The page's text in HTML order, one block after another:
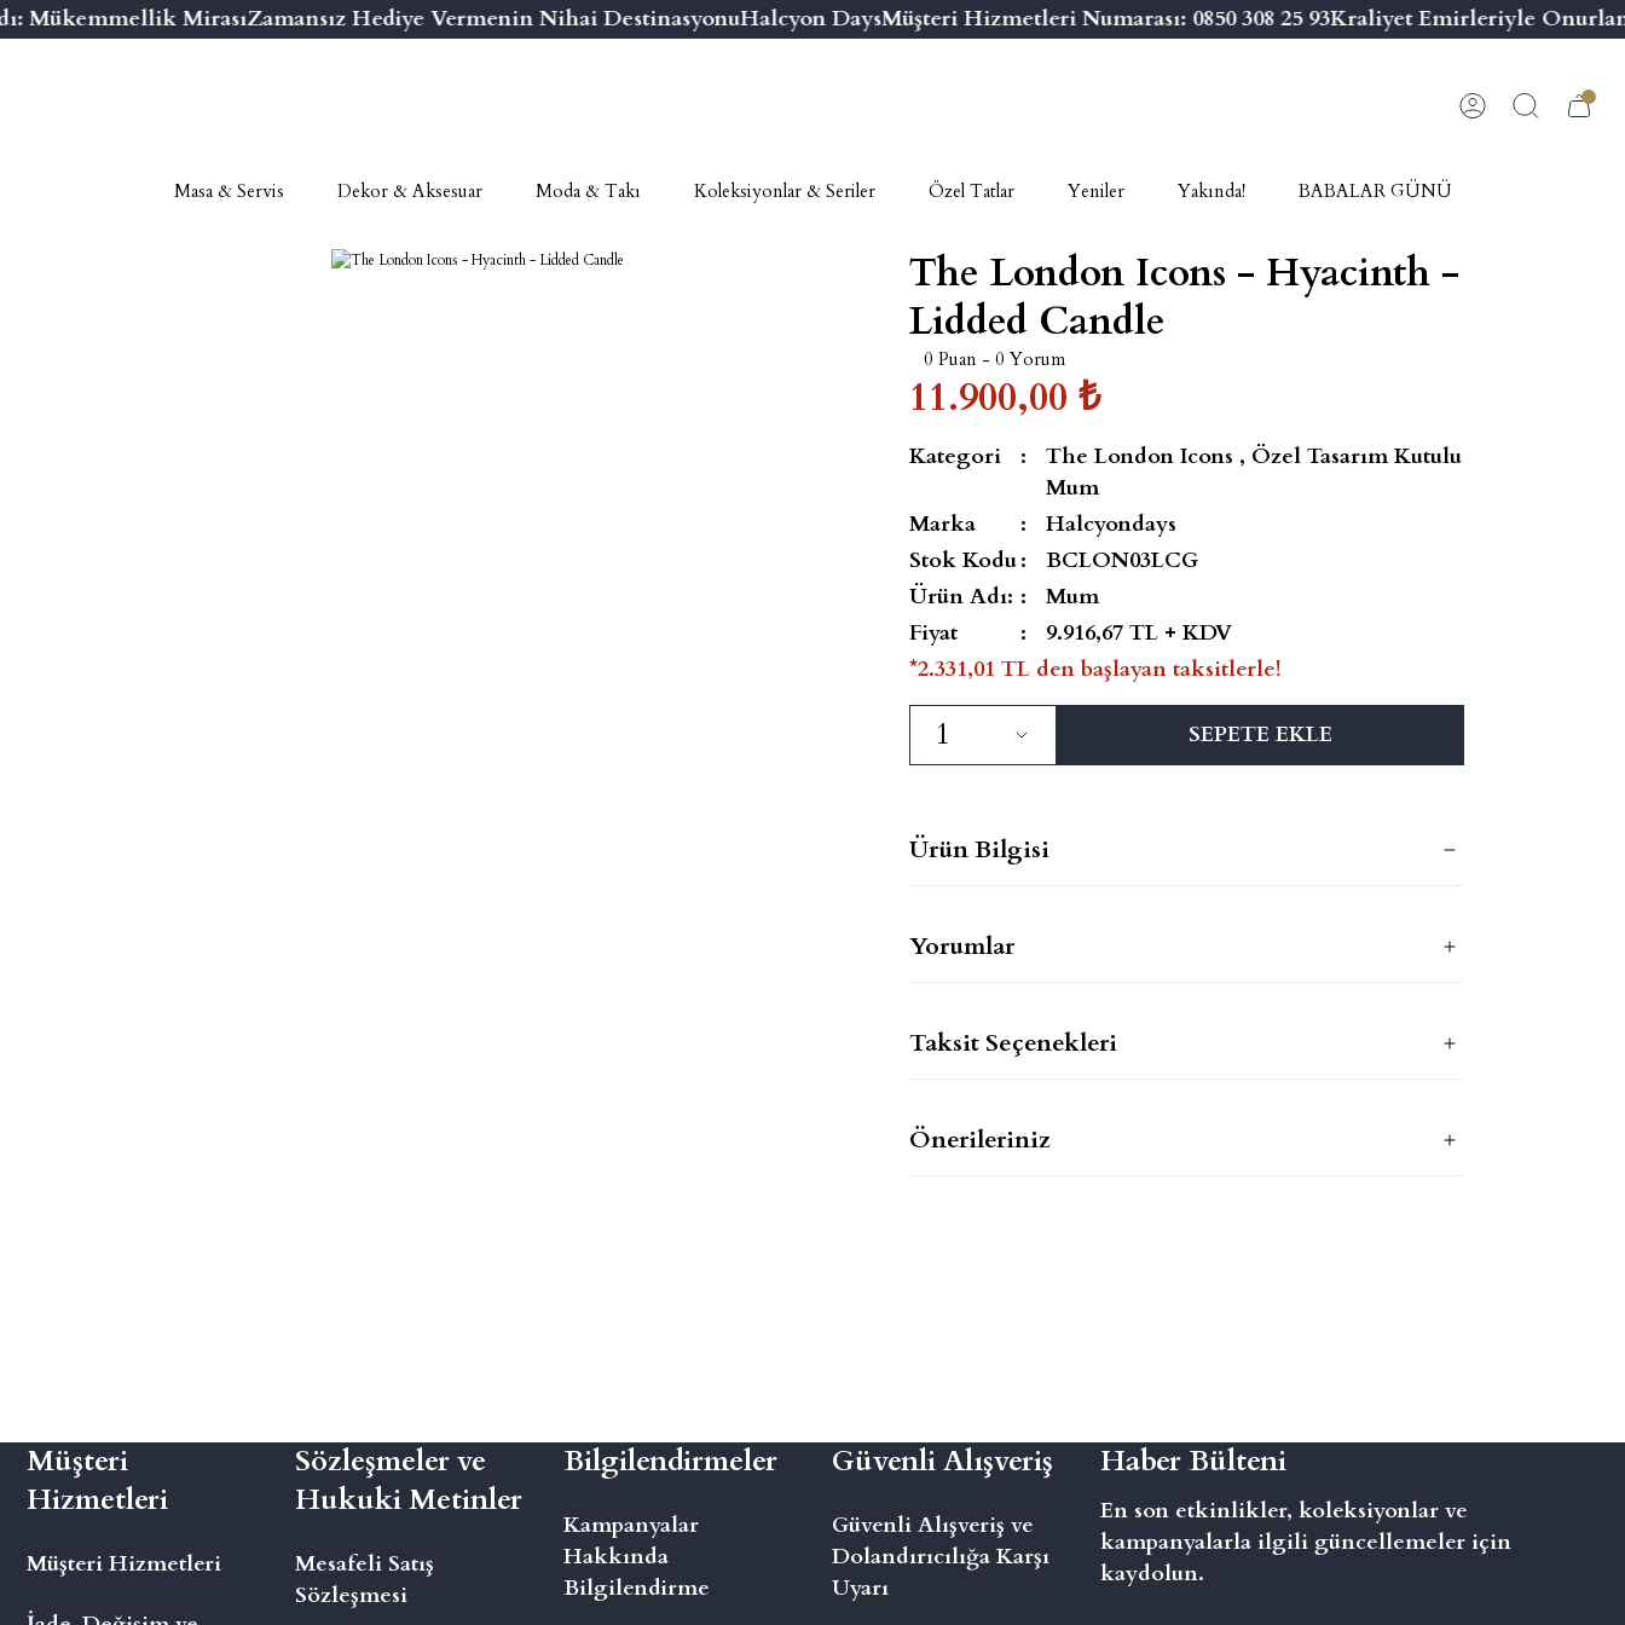
MirasıZamansız Hediye Vermenin Nihai DestinasyonuHalcyon DaysMüşteri Hizmetleri Numarası: 0850 308 25 93 Kraliyet Emirleriyle
Masa & Servis Dekor & Aksesuar Moda & Takı Koleksiyonlar & Seriler Özel Tatlar Yeniler Yakında! BABALAR GÜNÜ
The London Icons - Hyacinth -
Lidded Candle
0 Puan - 0 Yorum
11.900,00 ₺
Kategori The London Icons , Özel Tasarım Kutulu
Mum
Marka
Halcyondays
Stok Kodu
BCLON03LCG
Ürün Adı:
Mum
Fiyat
9.916,67 TL + KDV
*2.331,01 TL den başlayan taksitlerle!
SEPETE EKLE
Ürün Bilgisi
Yorumlar
Taksit Seçenekleri
Önerileriniz
Müşteri
Hizmetleri
Müşteri Hizmetleri
Sözleşmeler ve
Hukuki Metinler
Mesafeli Satış
Sözleşmesi
Bilgilendirmeler
Kampanyalar
Hakkında
Bilgilendirme
Güvenli Alışveriş
Güvenli Alışveriş ve
Dolandırıcılığa Karşı
Uyarı
Haber Bülteni
En son etkinlikler, koleksiyonlar ve
kampanyalarla ilgili güncellemeler için
kaydolun.